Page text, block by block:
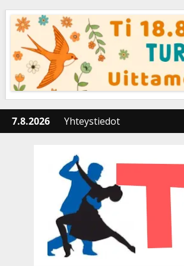
content
7.8.2026 Yhteystiedot